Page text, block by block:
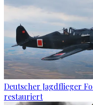
Deutscher Jagdflieger
restauriert